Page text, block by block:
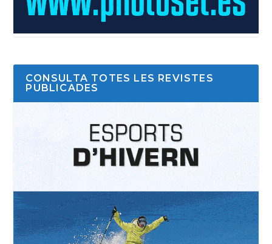
CONSULTA TOTES LES REVISTES
PUBLICADES